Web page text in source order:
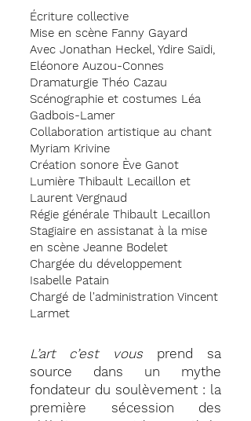
Écriture collective​
Mise en scène Fanny Gayard
Avec Jonathan Heckel, Ydire Saïdi,
Eléonore Auzou-Connes
Dramaturgie Théo Cazau
Scénographie et costumes Léa
Gadbois-Lamer
Collaboration artistique au chant
Myriam Krivine
Création sonore Ève Ganot
Lumière Thibault Lecaillon et
Laurent Vergnaud
Régie générale Thibault Lecaillon
Stagiaire en assistanat à la mise
en scène Jeanne Bodelet
Chargée du développement
Isabelle Patain
Chargé de l'administration Vincent
Larmet
L’art c’est vousprend sa
source dans un mythe
fondateur du soulèvement : la
première sécession des